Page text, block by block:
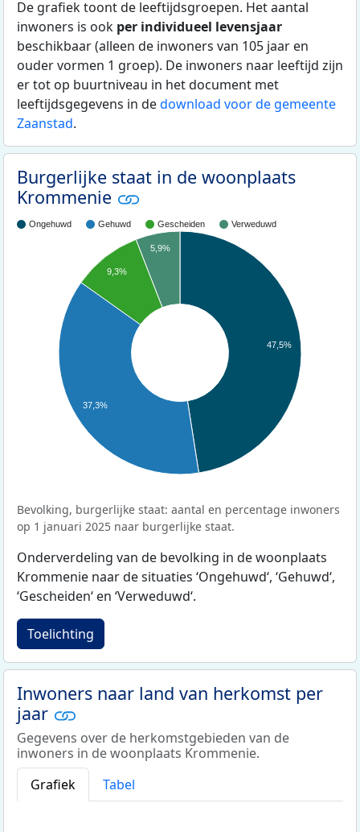
De grafiek toont de leeftijdsgroepen. Het aantal
inwoners is ook per individueel levensjaar
beschikbaar (alleen de inwoners van 105 jaar en
ouder vormen 1 groep). De inwoners naar leeftijd zijn
er tot op buurtniveau in het document met
leeftijdsgegevens in dedownload voor de gemeente
Zaanstad.
Burgerlijke staat in de woonplaats
Krommenie
Ongehuwd Gehuwd Gescheiden Verweduwd
47,5%
5,9%
9,3%
37,3%
Bevolking, burgerlijke staat: aantal en percentage inwoners
op 1 januari 2025 naar burgerlijke staat.
Onderverdeling van de bevolking in de woonplaats
Krommenie naar de situaties ‘Ongehuwd‘, ‘Gehuwd‘,
‘Gescheiden‘ en ‘Verweduwd‘.
Toelichting
Inwoners naar land van herkomst per
jaar
Gegevens over de herkomstgebieden van de
inwoners in de woonplaats Krommenie.
Grafiek
Tabel